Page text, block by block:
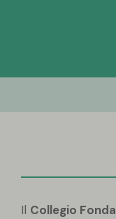
Il Collegio Fonda